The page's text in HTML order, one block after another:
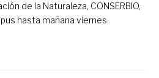
de la Naturaleza, CONSERBIO,
hasta mañana viernes.